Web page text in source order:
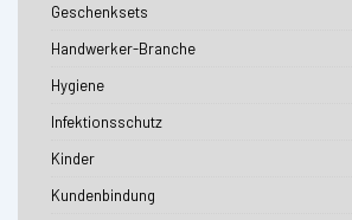
Geschenksets
Handwerker-Branche
Hygiene
Infektionsschutz
Kinder
Kundenbindung